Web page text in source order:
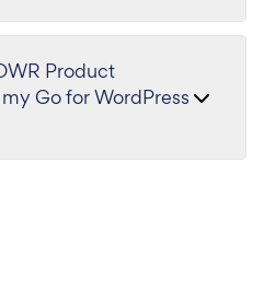
Product
Go for WordPress